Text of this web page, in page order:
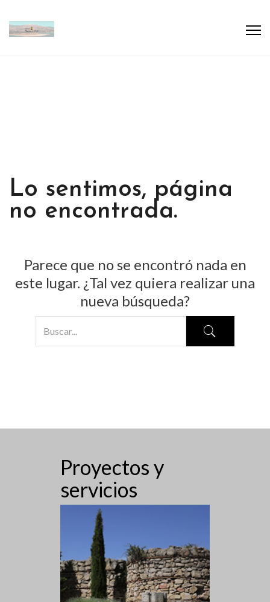
Lo sentimos, página
no encontrada.
Parece que no se encontró nada en
este lugar. ¿Tal vez quiera realizar una
nueva búsqueda?
Proyectos y
servicios